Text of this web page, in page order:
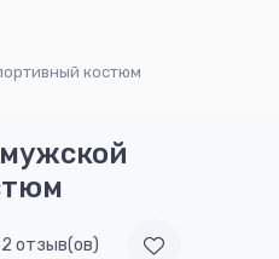
костюм
отзыв(ов)